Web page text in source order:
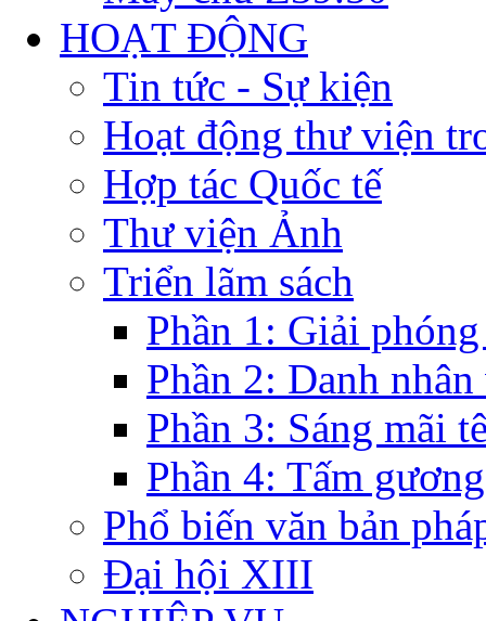
HOẠT ĐỘNG
Tin tức - Sự kiện
Hoạt động thư viện
Hợp tác Quốc tế
Thư viện Ảnh
Triển lãm sách
Phần 1: Giải
Phần 2: Danh nhân
Phần 3: Sáng mãi
Phần 4: Tấm
Phổ biến văn bản
Đại hội XIII